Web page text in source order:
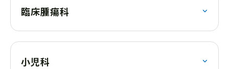
臨床腫瘍科
小児科